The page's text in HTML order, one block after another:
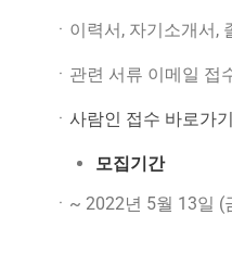
ㆍ이력서, 자기소개서,
ㆍ관련 서류 이메일 접
ㆍ 사람인 접수 바로가기
모집기간
ㆍ~ 2022년 5월 13일 (